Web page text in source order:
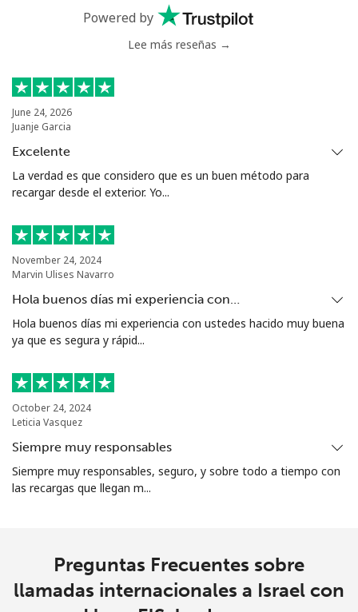
Powered by
Lee más reseñas →
June 24, 2026
Juanje Garcia
Excelente
La verdad es que considero que es un buen método para
recargar desde el exterior. Yo...
November 24, 2024
Marvin Ulises Navarro
Hola buenos días mi experiencia con…
Hola buenos días mi experiencia con ustedes hacido muy buena
ya que es segura y rápid...
October 24, 2024
Leticia Vasquez
Siempre muy responsables
Siempre muy responsables, seguro, y sobre todo a tiempo con
las recargas que llegan m...
Preguntas Frecuentes sobre
llamadas internacionales a Israel con